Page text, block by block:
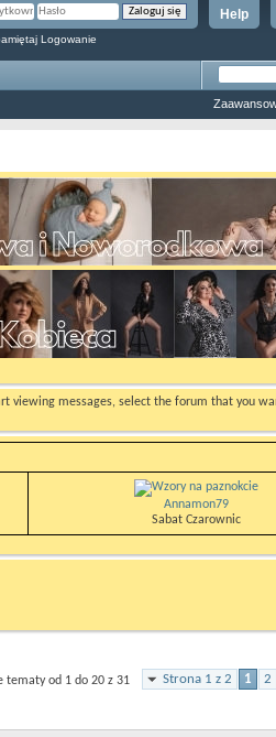
Help
Logowanie
viewing messages, select the forum that you
Annamon79
Sabat Czarownic
Strona 1 z 2 1 2
tematy od 1 do 20 z 31